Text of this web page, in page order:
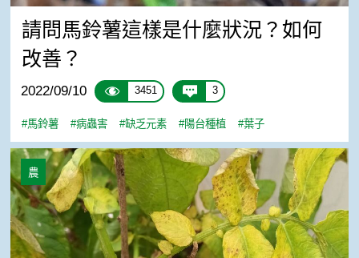
請問馬鈴薯這樣是什麼狀況？如何
改善？
2022/09/10 3451 3
#馬鈴薯 #病蟲害 #缺乏元素 #陽台種植 #葉子
馬鈴薯兩個月就萎靡，該怎麼辦
農